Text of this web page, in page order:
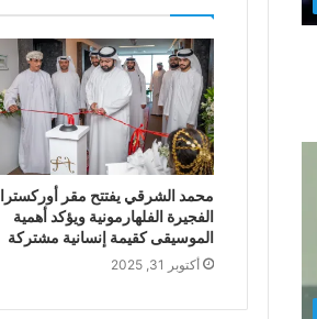
محمد الشرقي يفتتح مقر أوركسترا
الفجيرة الفلهارمونية ويؤكد أهمية
الموسيقى كقيمة إنسانية مشتركة
أكتوبر 31, 2025